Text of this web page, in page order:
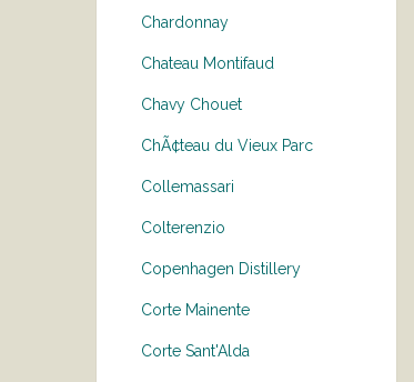
Chardonnay
Chateau Montifaud
Chavy Chouet
ChÃ¢teau du Vieux Parc
Collemassari
Colterenzio
Copenhagen Distillery
Corte Mainente
Corte Sant'Alda